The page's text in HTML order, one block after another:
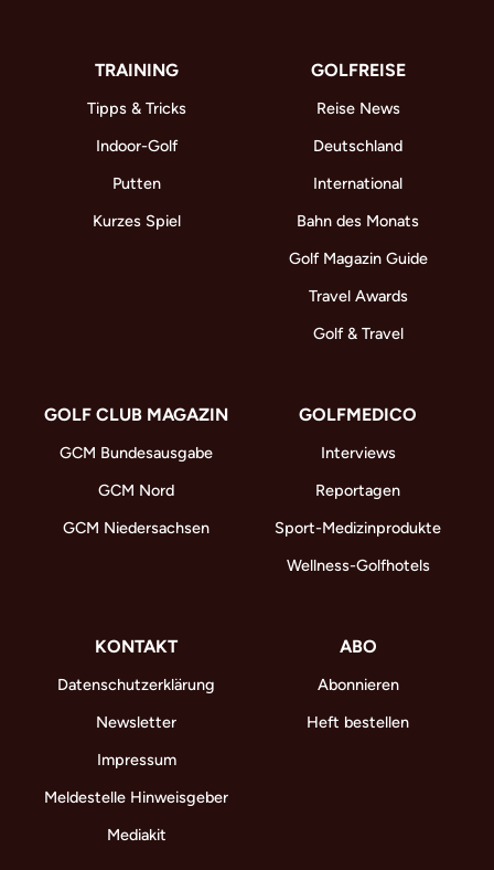
TRAINING
Tipps & Tricks
Indoor-Golf
Putten
Kurzes Spiel
GOLFREISE
Reise News
Deutschland
International
Bahn des Monats
Golf Magazin Guide
Travel Awards
Golf & Travel
GOLF CLUB MAGAZIN
GCM Bundesausgabe
GCM Nord
GCM Niedersachsen
GOLFMEDICO
Interviews
Reportagen
Sport-Medizinprodukte
Wellness-Golfhotels
KONTAKT
Datenschutzerklärung
Newsletter
Impressum
Meldestelle Hinweisgeber
Mediakit
ABO
Abonnieren
Heft bestellen